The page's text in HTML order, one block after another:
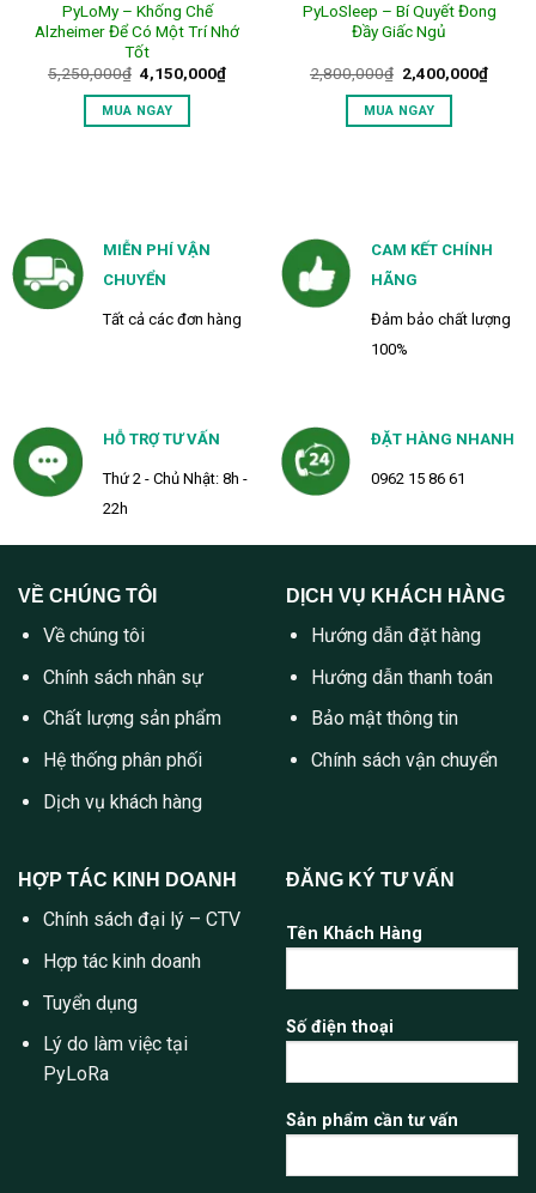
PyLoMy – Khống Chế
Alzheimer Để Có Một Trí Nhớ
Tốt
5,250,000₫ Giá
gốc
là:
5,250,000₫.
4,150,000₫Giá
MUA NGAY
PyLoSleep – Bí Quyết Đong
Đầy Giấc Ngủ
2,800,000₫ Giá
gốc
là:
2,800,000₫.
2,400,000₫Giá
MUA NGAY
MIỄN PHÍ VẬN
CHUYỂN
Tất cả các đơn hàng
CAM KẾT CHÍNH
HÃNG
Đảm bảo chất lượng
100%
HỖ TRỢ TƯ VẤN
Thứ 2 - Chủ Nhật: 8h -
22h
ĐẶT HÀNG NHANH
0962 15 86 61
VỀ CHÚNG TÔI
Về chúng tôi
Chính sách nhân sự
Chất lượng sản phẩm
Hệ thống phân phối
Dịch vụ khách hàng
DỊCH VỤ KHÁCH HÀNG
Hướng dẫn đặt hàng
Hướng dẫn thanh toán
Bảo mật thông tin
Chính sách vận chuyển
HỢP TÁC KINH DOANH
Chính sách đại lý – CTV
Hợp tác kinh doanh
Tuyển dụng
Lý do làm việc tại
PyLoRa
ĐĂNG KÝ TƯ VẤN
Tên Khách Hàng
Số điện thoại
Sản phẩm cần tư vấn